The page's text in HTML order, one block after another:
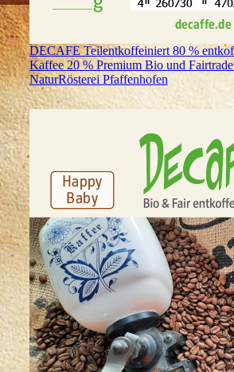
DECAFE Teilentkoffeiniert 80 %
Kaffee 20 % Premium Bio und
NaturRösterei Pfaffenhofen